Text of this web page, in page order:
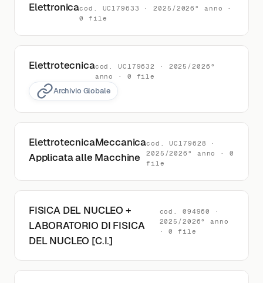
Elettronicacod. UC179633 · 2025/2026° anno ·
0 file
Elettrotecnicacod. UC179632 · 2025/2026°
anno · 0 file
Archivio Globale
ElettrotecnicaMeccanica
Applicata alle Macchine
cod. UC179628 ·
2025/2026° anno · 0
file
FISICA DEL NUCLEO +
LABORATORIO DI FISICA
DEL NUCLEO [C.I.]
cod. 094960 ·
2025/2026° anno
· 0 file